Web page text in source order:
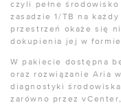
czyli pełne
zasadzie 1/TB na
przestrzeń okaże się
dokupienia jej w formie
W pakiecie dostępna
oraz rozwiązanie Aria
diagnostyki
zarówno przez